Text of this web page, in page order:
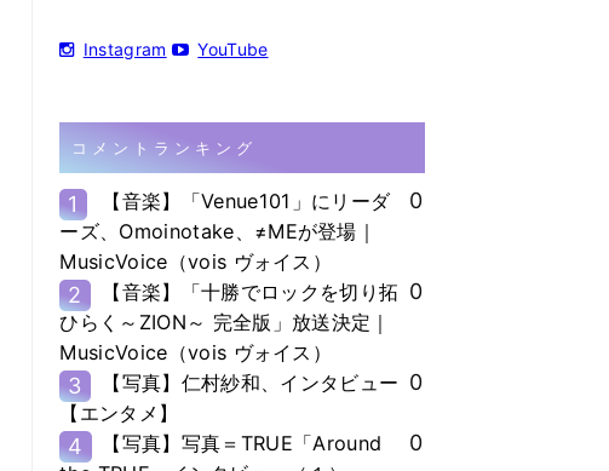
Instagram YouTube
コメントランキング
1
【音楽】「Venue101」にリーダ
ーズ、Omoinotake、≠MEが登場｜
MusicVoice（vois ヴォイス）
0
2
【音楽】「十勝でロックを切り拓
ひらく～ZION～ 完全版」放送決定｜
MusicVoice（vois ヴォイス）
0
3
【写真】仁村紗和、インタビュー
【エンタメ】
0
4
【写真】写真＝TRUE「Around
0